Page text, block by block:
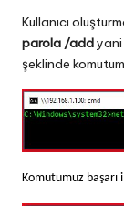
Kullanıcı
parola /addyani
şeklinde
Komutumuz başarı